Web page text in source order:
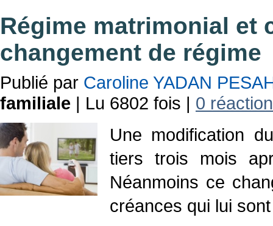
Régime matrimonial et
changement de régime
Publié par Caroline YADAN
familiale | Lu 6802 fois | 0 réaction
Une modification
tiers trois mois
Néanmoins ce
créances qui lui